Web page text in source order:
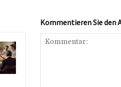
Kommentieren Sie den